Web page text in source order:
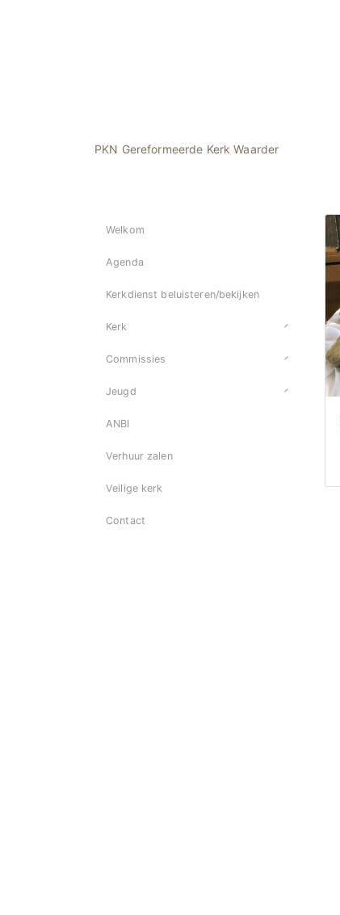
PKN Gereformeerde Kerk Waarder
Welkom
Agenda
Kerkdienst beluisteren/bekijken
Kerk
Commissies
Jeugd
ANBI
Verhuur zalen
Veilige kerk
Contact